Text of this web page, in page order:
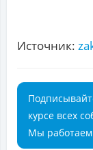
Источник:
курсе всех
Мы работаем